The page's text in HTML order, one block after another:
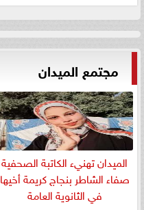
مجتمع الميدان
الميدان تهنيء الكاتبة الصحفية
صفاء الشاطر بنجاج كريمة أخيها
في الثانوية العامة